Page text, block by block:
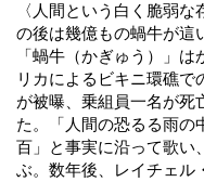
〈人間という白く脆弱
の後は幾億もの蝸牛が這
「蝸牛（かぎゅう）」
リカによるビキニ環礁
が被曝、乗組員一名が死
た。「人間の恐るる雨の
百」と事実に沿って歌い
ぶ。数年後、レイチェル